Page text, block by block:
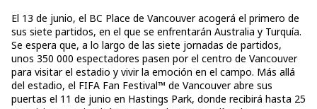
El 13 de junio, el BC Place de Vancouver acogerá el primero de
sus siete partidos, en el que se enfrentarán Australia y Turquía.
Se espera que, a lo largo de las siete jornadas de partidos,
unos 350 000 espectadores pasen por el centro de Vancouver
para visitar el estadio y vivir la emoción en el campo. Más allá
del estadio, el FIFA Fan Festival™ de Vancouver abre sus
puertas el 11 de junio en Hastings Park, donde recibirá hasta 25